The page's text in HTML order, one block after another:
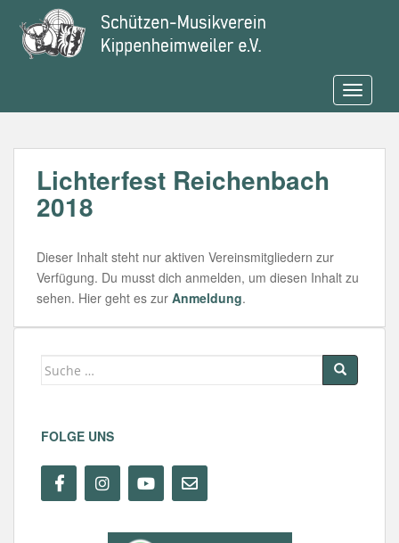
o
Lichterfest Reichenbach
2018
Dieser Inhalt steht nur aktiven Vereinsmitgliedern zur
Verfügung. Du musst dich anmelden, um diesen Inhalt zu
sehen. Hier geht es zur Anmeldung.
Suche
FOLGE UNS